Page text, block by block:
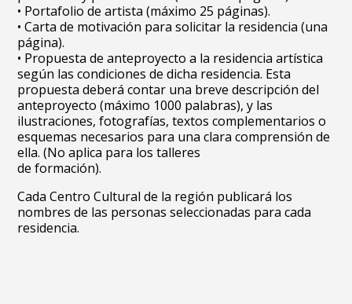
• Portafolio de artista (máximo 25 páginas).
• Carta de motivación para solicitar la residencia (una
página).
• Propuesta de anteproyecto a la residencia artística
según las condiciones de dicha residencia. Esta
propuesta deberá contar una breve descripción del
anteproyecto (máximo 1000 palabras), y las
ilustraciones, fotografías, textos complementarios o
esquemas necesarios para una clara comprensión de
ella. (No aplica para los talleres
de formación).
Cada Centro Cultural de la región publicará los
nombres de las personas seleccionadas para cada
residencia.